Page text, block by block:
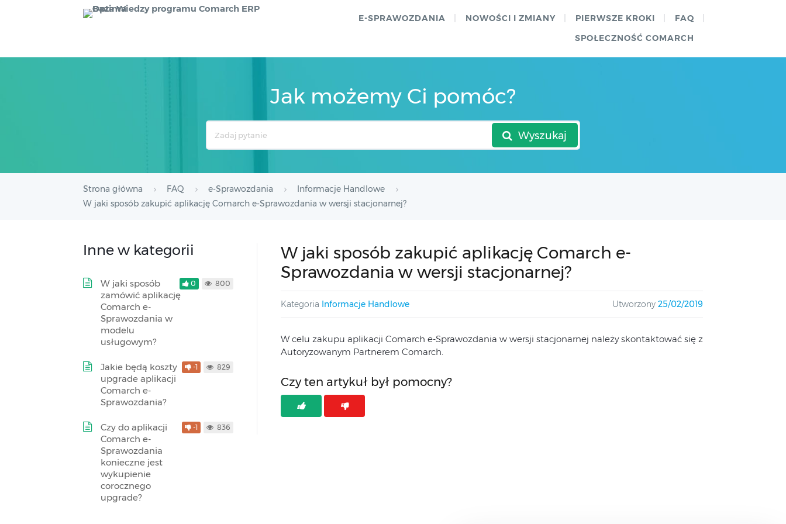
E-SPRAWOZDANIA NOWOŚCI I ZMIANY PIERWSZE KROKI
FAQ
SPOŁECZNOŚĆ COMARCH
Jak możemy Ci pomóc?
Wyszukaj
Strona główna FAQ e-Sprawozdania
Informacje Handlowe
W jaki sposób zakupić aplikację Comarch e-Sprawozdania w wersji stacjonarnej?
W jaki sposób zakupić aplikację Comarch e-
Sprawozdania w wersji stacjonarnej?
Kategoria Informacje Handlowe Utworzony 25/02/2019
W celu zakupu aplikacji Comarch e-Sprawozdania w wersji stacjonarnej należy skontaktować się z
Autoryzowanym Partnerem Comarch.
Czy ten artykuł był pomocny?
Inne w kategorii
W jaki sposób
zamówić aplikację
Comarch e-
Sprawozdania w
modelu
usługowym?
0 800
Jakie będą koszty
upgrade aplikacji
Comarch e-
Sprawozdania?
-1 829
Czy do aplikacji
Comarch e-
Sprawozdania
konieczne jest
wykupienie
corocznego
upgrade?
-1 836